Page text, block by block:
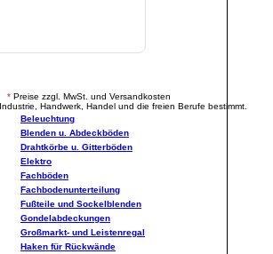
* Preise zzgl. MwSt. und Versandkosten
Handwerk, Handel und die freien Berufe bestimmt.
Beleuchtung
Blenden u. Abdeckböden
Drahtkörbe u. Gitterböden
Elektro
Fachböden
Fachbodenunterteilung
Fußteile und Sockelblenden
Gondelabdeckungen
Großmarkt- und Leistenregal
Haken für Rückwände